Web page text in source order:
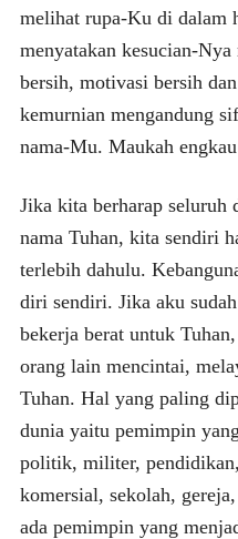
melihat rupa-Ku di dalam
menyatakan kesucian-
bersih, motivasi bersih
kemurnian mengandung
nama-Mu. Maukah
Jika kita berharap seluruh
nama Tuhan, kita sendiri
terlebih dahulu.
diri sendiri. Jika aku
bekerja berat untuk
orang lain mencintai,
Tuhan. Hal yang paling
dunia yaitu pemimpin
politik, militer,
komersial, sekolah,
ada pemimpin yang